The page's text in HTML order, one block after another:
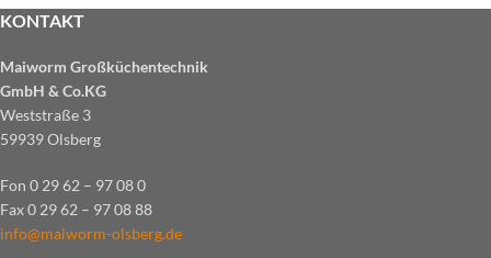
KONTAKT
Maiworm Großküchentechnik
GmbH & Co.KG
Weststraße 3
59939 Olsberg
Fon 0 29 62 – 97 08 0
Fax 0 29 62 – 97 08 88
info@maiworm-olsberg.de